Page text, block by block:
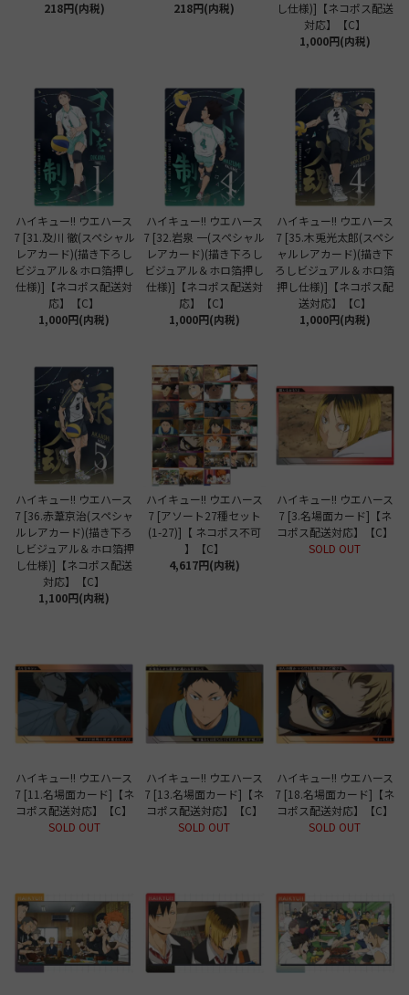
218円(内税) 218円(内税)
し仕様)]【ネコポス配送
対応】【C】
1,000円(内税)
ハイキュー!! ウエハース
7 [31.及川 徹(スペシャル
レアカード)(描き下ろし
ビジュアル＆ホロ箔押し
仕様)]【ネコポス配送対
応】【C】
1,000円(内税)
ハイキュー!! ウエハース
7 [32.岩泉 一(スペシャル
レアカード)(描き下ろし
ビジュアル＆ホロ箔押し
仕様)]【ネコポス配送対
応】【C】
1,000円(内税)
ハイキュー!! ウエハース
7 [35.木兎光太郎(スペシ
ャルレアカード)(描き下
ろしビジュアル＆ホロ箔
押し仕様)]【ネコポス配
送対応】【C】
1,000円(内税)
ハイキュー!! ウエハース
7 [36.赤葦京治(スペシャ
ルレアカード)(描き下ろ
しビジュアル＆ホロ箔押
し仕様)]【ネコポス配送
対応】【C】
1,100円(内税)
ハイキュー!! ウエハース
7 [アソート27種セット
(1-27)]【 ネコポス不可
】【C】
4,617円(内税)
ハイキュー!! ウエハース
7 [3.名場面カード]【ネ
コポス配送対応】【C】
SOLD OUT
ハイキュー!! ウエハース
7 [11.名場面カード]【ネ
コポス配送対応】【C】
SOLD OUT
ハイキュー!! ウエハース
7 [13.名場面カード]【ネ
コポス配送対応】【C】
SOLD OUT
ハイキュー!! ウエハース
7 [18.名場面カード]【ネ
コポス配送対応】【C】
SOLD OUT